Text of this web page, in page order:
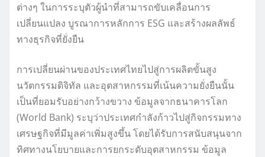
ต่างๆ ในการระบุตัวผู้นำที่สามารถขับเคลื่อนการ
เปลี่ยนแปลง บูรณาการหลักการ ESG และสร้างผลลัพธ์
ทางธุรกิจที่ยั่งยืน
การเปลี่ยนผ่านของประเทศไทยไปสู่การผลิตขั้นสูง
นวัตกรรมดิจิทัล และอุตสาหกรรมที่เน้นความยั่งยืนนั้น
เป็นที่ยอมรับอย่างกว้างขวาง ข้อมูลจากธนาคารโลก
(World Bank) ระบุว่าประเทศกำลังก้าวไปสู่กิจกรรมทาง
เศรษฐกิจที่มีมูลค่าเพิ่มสูงขึ้น โดยได้รับการสนับสนุนจาก
ทิศทางนโยบายและการยกระดับอุตสาหกรรม ข้อมูล